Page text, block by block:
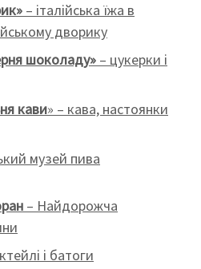
– італійська їжа в
дворику
шоколаду» – цукерки і
кави» – кава, настоянки
музей пива
– Найдорожча
і батоги